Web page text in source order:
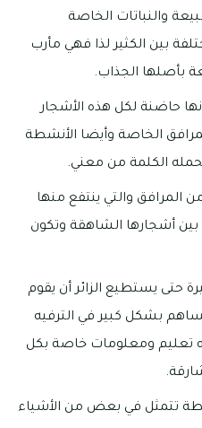
والنباتات الخاصة
بين الكثير لذا فهي مأرب
بأصلها الجذاب.
حاضنة لكل هذه الأشجار
الخاصة وأيضا الأنشطة
الكلمة من معني.
المرافق والتي ينتفع منها
بين أشجارها الشاهقة وتكون
حتى يستطيع الزائر أن يقوم
بشكل كبير في الترفيه
تعليم ومعلومات خاصة بكل
تتمثل في بعض من الأشياء